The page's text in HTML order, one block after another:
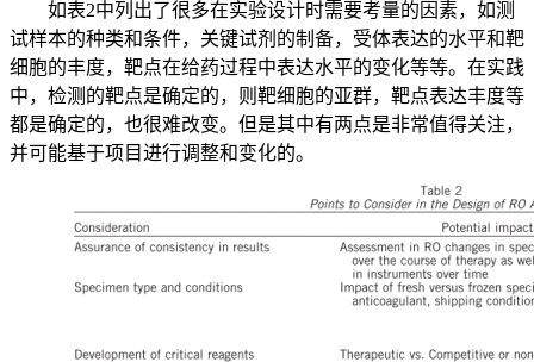
如表2中列出了很多在实验设计时需要考量的因素，如测
试样本的种类和条件，关键试剂的制备，受体表达的水平和靶
细胞的丰度，靶点在给药过程中表达水平的变化等等。在实践
中，检测的靶点是确定的，则靶细胞的亚群，靶点表达丰度等
都是确定的，也很难改变。但是其中有两点是非常值得关注，
并可能基于项目进行调整和变化的。